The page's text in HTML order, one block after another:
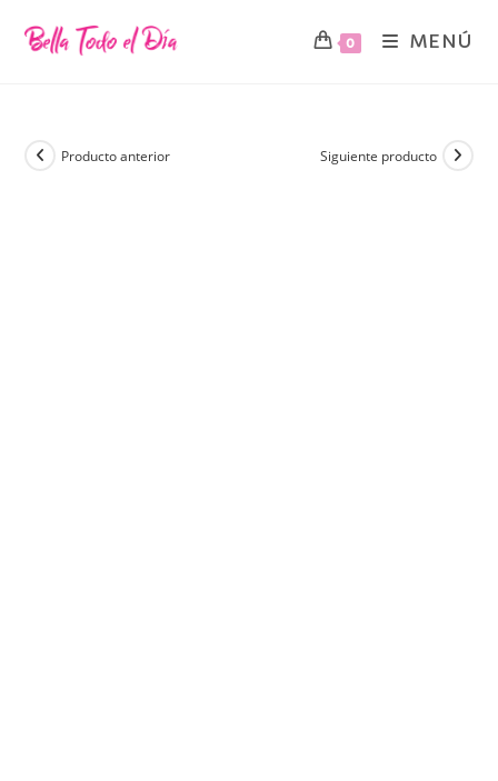
0 MENÚ
Producto anterior Siguiente producto